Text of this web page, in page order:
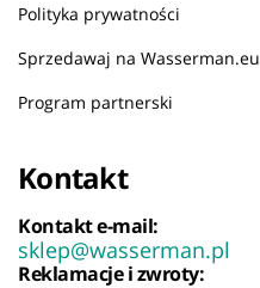
Polityka prywatności
Sprzedawaj na Wasserman.eu
Program partnerski
Kontakt
Kontakt e-mail:
sklep@wasserman.pl
Reklamacje i zwroty: